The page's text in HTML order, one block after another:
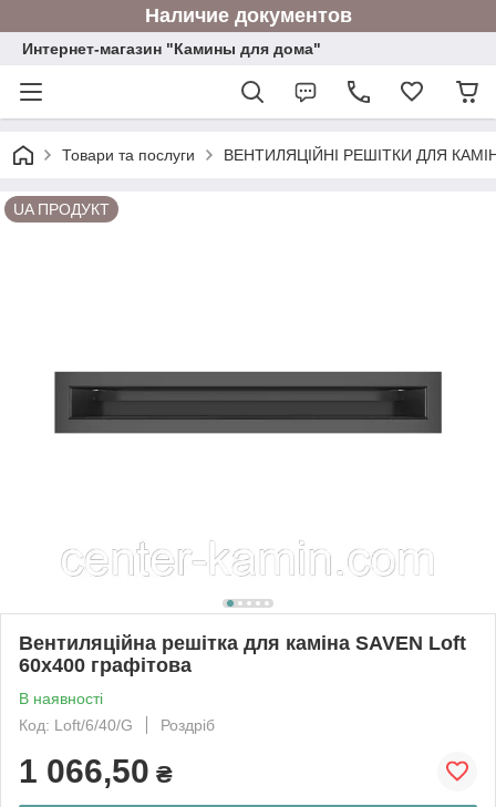
Наличие документов
Интернет-магазин "Камины для дома"
Товари та послуги ВЕНТИЛЯЦІЙНІ РЕШІТКИ ДЛЯ
UA ПРОДУКТ
Вентиляційна решітка для каміна SAVEN Loft
60х400 графітова
В наявності
Код: Loft/6/40/G
Роздріб
1 066,50 ₴